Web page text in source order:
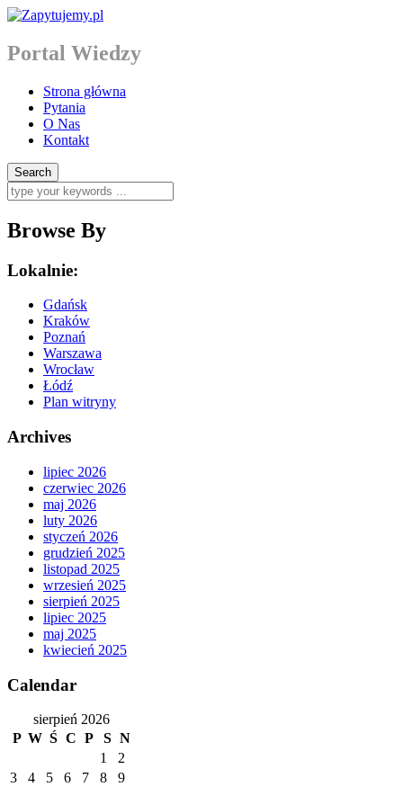
Portal Wiedzy
Strona główna
Pytania
O Nas
Kontakt
Browse By
Lokalnie:
Gdańsk
Kraków
Poznań
Warszawa
Wrocław
Łódź
Plan witryny
Archives
lipiec 2026
czerwiec 2026
maj 2026
luty 2026
styczeń 2026
grudzień 2025
listopad 2025
wrzesień 2025
sierpień 2025
lipiec 2025
maj 2025
kwiecień 2025
Calendar
sierpień 2026
P W Ś C P S N
1
2
3
4 5 6 7 8
9